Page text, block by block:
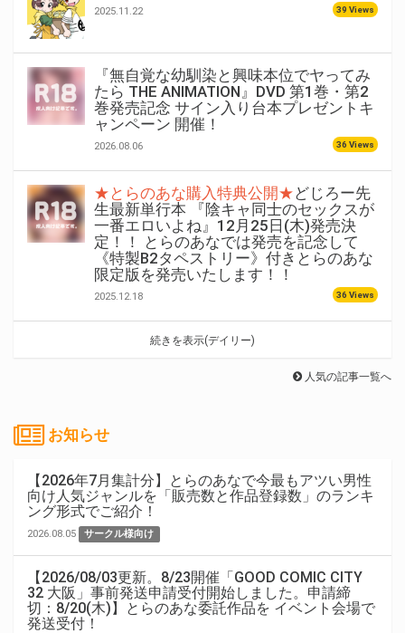
2025.11.22 39 Views
『無自覚な幼馴染と興味本位でヤってみ
たら THE ANIMATION』DVD 第1巻・第2
巻発売記念 サイン入り台本プレゼントキ
ャンペーン 開催！
2026.08.06 36 Views
★とらのあな購入特典公開★どじろー先
生最新単行本 『陰キャ同士のセックスが
一番エロいよね』12月25日(木)発売決
定！！ とらのあなでは発売を記念して
《特製B2タペストリー》付きとらのあな
限定版を発売いたします！！
2025.12.18 36 Views
続きを表示(デイリー)
人気の記事一覧へ
お知らせ
【2026年7月集計分】とらのあなで今最もアツい男性
向け人気ジャンルを「販売数と作品登録数」のランキ
ング形式でご紹介！
2026.08.05 サークル様向け
【2026/08/03更新。8/23開催「GOOD COMIC CITY
32 大阪」事前発送申請受付開始しました。申請締
切：8/20(木)】とらのあな委託作品を イベント会場で
発送受付！